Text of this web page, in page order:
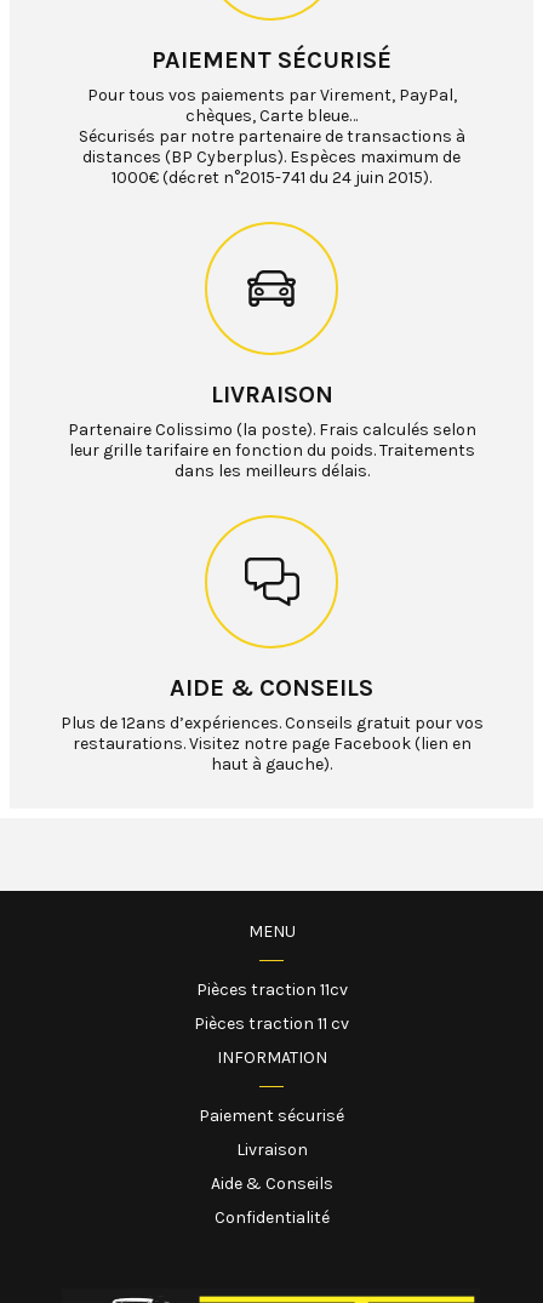
PAIEMENT SÉCURISÉ
Pour tous vos paiements par Virement, PayPal,
chèques, Carte bleue…
Sécurisés par notre partenaire de transactions à
distances (BP Cyberplus). Espèces maximum de
1000€ (décret n°2015-741 du 24 juin 2015).
LIVRAISON
Partenaire Colissimo (la poste). Frais calculés selon
leur grille tarifaire en fonction du poids. Traitements
dans les meilleurs délais.
AIDE & CONSEILS
Plus de 12ans d’expériences. Conseils gratuit pour vos
restaurations. Visitez notre page Facebook (lien en
haut à gauche).
MENU
Pièces traction 11cv
Pièces traction 11 cv
INFORMATION
Paiement sécurisé
Livraison
Aide & Conseils
Confidentialité